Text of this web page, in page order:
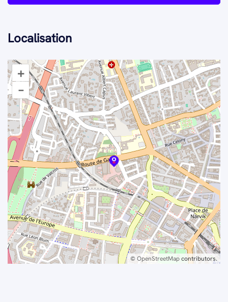
Localisation
+
–
©OpenStreetMapcontributors.